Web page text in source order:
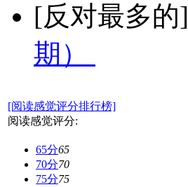
[反对最多的]
期）
[阅读感觉评分排行榜]
阅读感觉评分:
65分65
70分70
75分75